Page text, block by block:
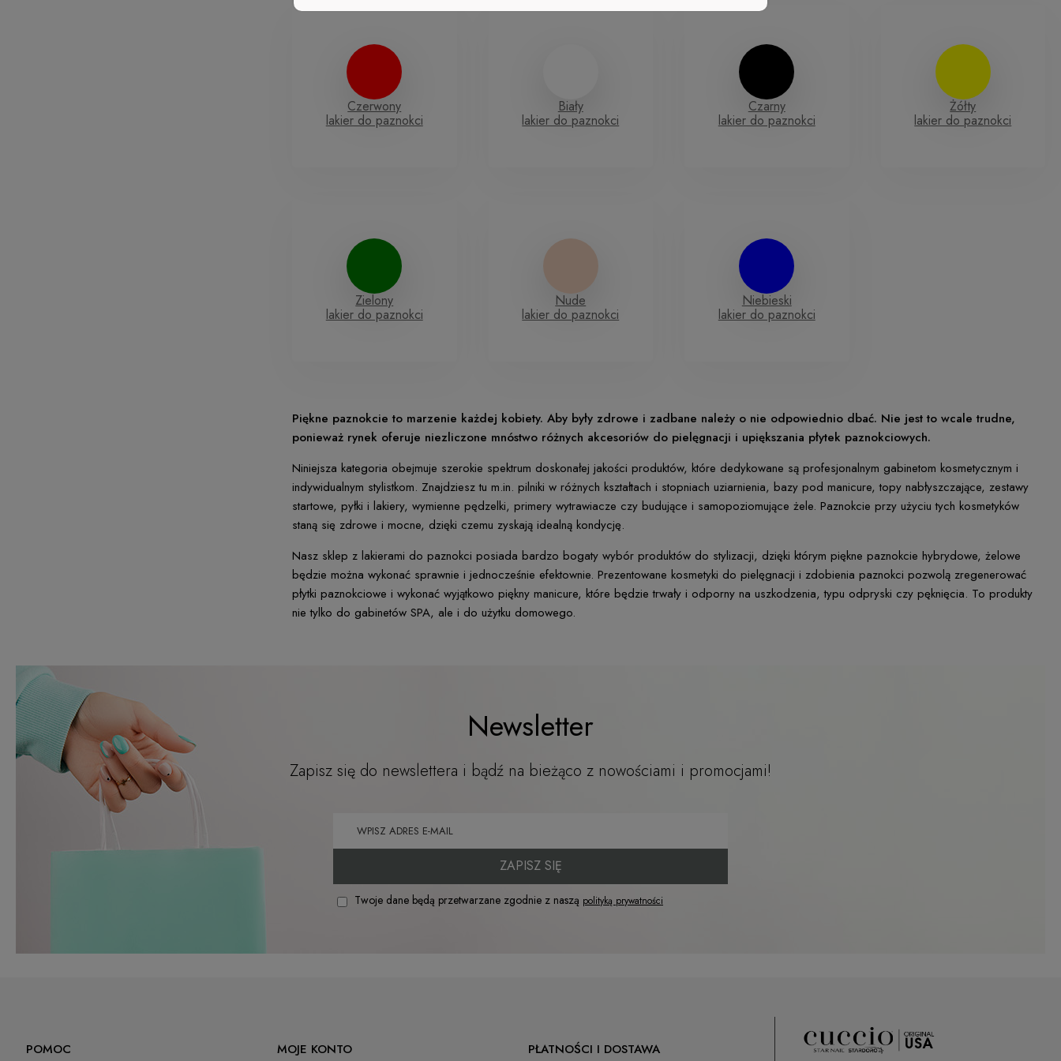
Czerwony
lakier do paznokci
Biały
lakier do paznokci
Czarny
lakier do paznokci
Żółty
lakier do paznokci
Zielony
lakier do paznokci
Nude
lakier do paznokci
Niebieski
lakier do paznokci
Piękne paznokcie to marzenie każdej kobiety. Aby były zdrowe i zadbane należy o nie odpowiednio dbać. Nie jest to wcale trudne,
ponieważ rynek oferuje niezliczone mnóstwo różnych akcesoriów do pielęgnacji i upiększania płytek paznokciowych.
Niniejsza kategoria obejmuje szerokie spektrum doskonałej jakości produktów, które dedykowane są profesjonalnym gabinetom kosmetycznym i
indywidualnym stylistkom. Znajdziesz tu m.in. pilniki w różnych kształtach i stopniach uziarnienia, bazy pod manicure, topy nabłyszczające, zestawy
startowe, pyłki i lakiery, wymienne pędzelki, primery wytrawiacze czy budujące i samopoziomujące żele. Paznokcie przy użyciu tych kosmetyków
staną się zdrowe i mocne, dzięki czemu zyskają idealną kondycję.
Nasz sklep z lakierami do paznokci posiada bardzo bogaty wybór produktów do stylizacji, dzięki którym piękne paznokcie hybrydowe, żelowe
będzie można wykonać sprawnie i jednocześnie efektownie. Prezentowane kosmetyki do pielęgnacji i zdobienia paznokci pozwolą zregenerować
płytki paznokciowe i wykonać wyjątkowo piękny manicure, które będzie trwały i odporny na uszkodzenia, typu odpryski czy pęknięcia. To produkty
nie tylko do gabinetów SPA, ale i do użytku domowego.
Newsletter
Zapisz się do newslettera i bądź na bieżąco z nowościami i promocjami!
ZAPISZ SIĘ
Twoje dane będą przetwarzane zgodnie z naszą polityką prywatności
POMOC MOJE KONTO PŁATNOŚCI I DOSTAWA